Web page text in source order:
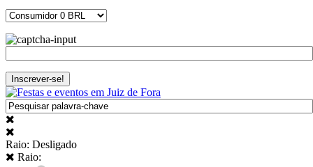
Raio: Desligado
Raio: